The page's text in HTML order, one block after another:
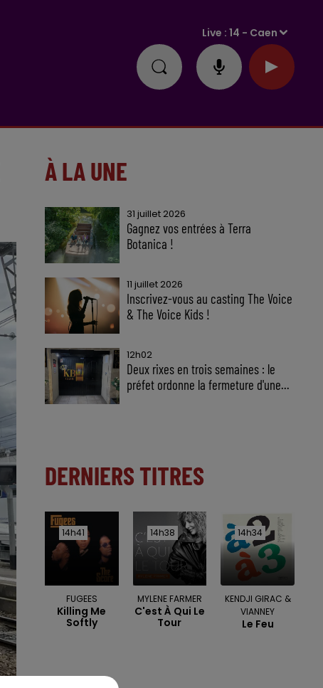
Live :14 - Caen
À LA UNE
31 juillet 2026
Gagnez vos entrées à Terra
Botanica !
11 juillet 2026
Inscrivez-vous au casting The Voice
& The Voice Kids !
12h02
Deux rixes en trois semaines : le
préfet ordonne la fermeture d'une...
DERNIERS TITRES
14h41
14h41
FUGEES
Killing Me
Softly
14h38
14h38
MYLENE FARMER
C'est À Qui Le
Tour
14h34
14h34
KENDJI GIRAC &
VIANNEY
Le Feu